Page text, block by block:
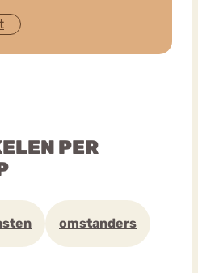
PER
omstanders